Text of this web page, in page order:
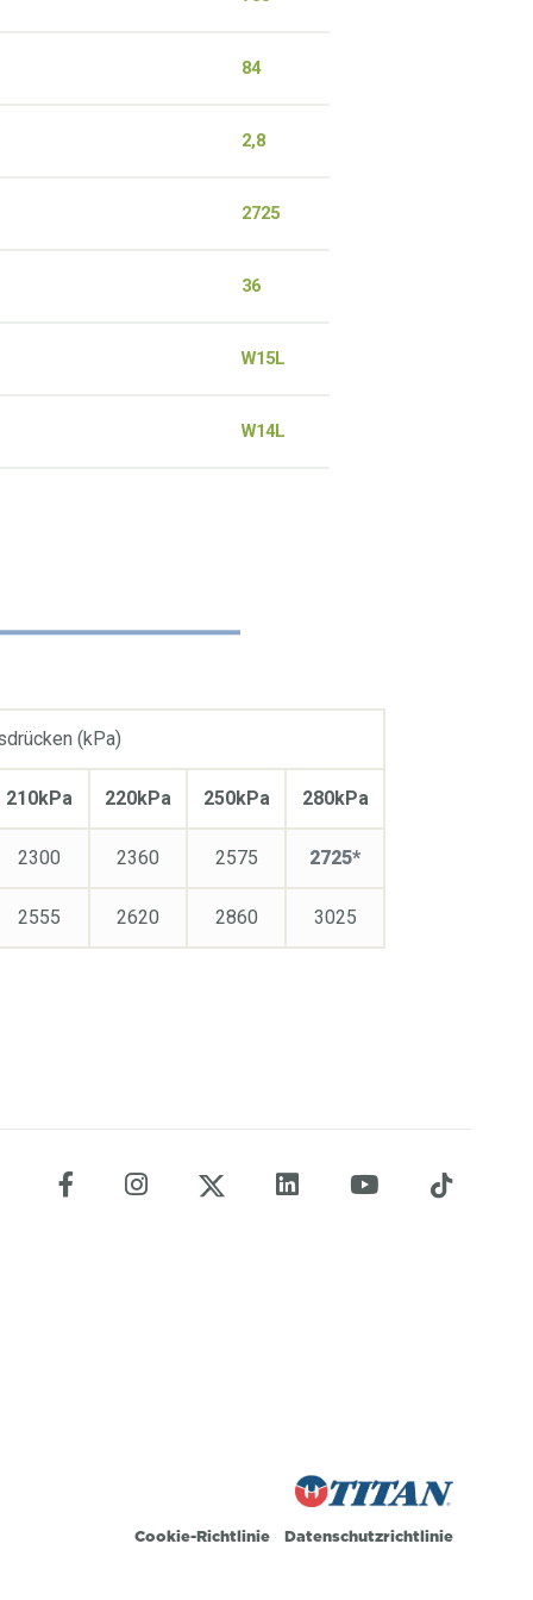
84
2,8
2725
36
W15L
W14L
(kPa)
210kPa
2300
2555
220kPa
2360
2620
250kPa
2575
2860
280kPa
2725*
3025
Cookie-Richtlinie Datenschutzrichtlinie